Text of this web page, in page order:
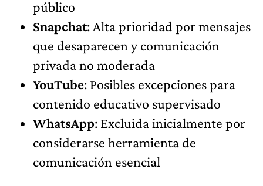
público
Snapchat: Alta prioridad por mensajes
que desaparecen y comunicación
privada no moderada
YouTube: Posibles excepciones para
contenido educativo supervisado
WhatsApp: Excluida inicialmente por
considerarse herramienta de
comunicación esencial